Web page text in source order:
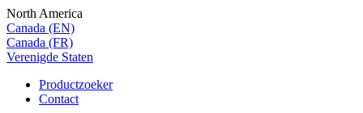
North America
Canada (EN)
Canada (FR)
Verenigde Staten
Productzoeker
Contact